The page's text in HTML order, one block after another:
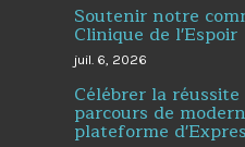
Soutenir notre
Clinique de l'Espoir
juil. 6, 2026
Célébrer la
parcours de
plateforme